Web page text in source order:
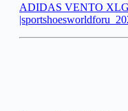
ADIDAS VENTO XLG